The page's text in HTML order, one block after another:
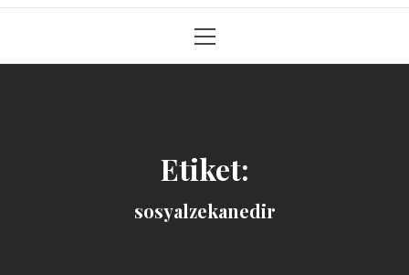
Menu
Etiket:
sosyalzekanedir